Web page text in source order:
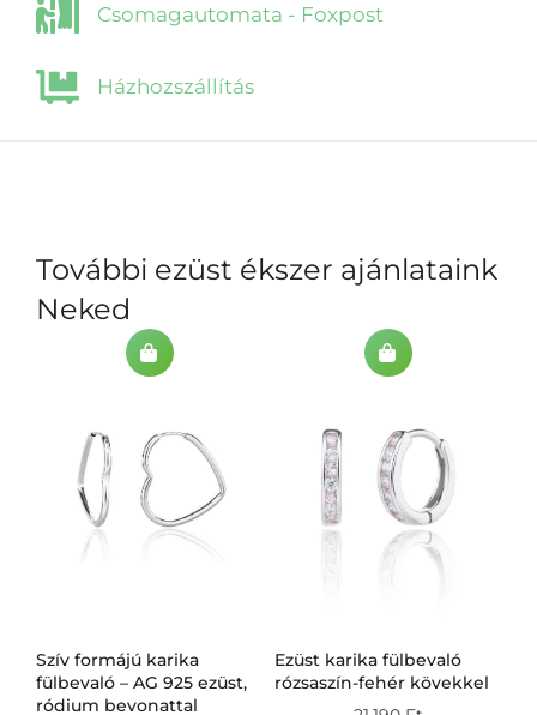
Csomagautomata - Foxpost
Házhozszállítás
További ezüst ékszer ajánlataink
Neked
Szív formájú karika
fülbevaló – AG 925 ezüst,
ródium bevonattal
Ezüst karika fülbevaló
rózsaszín-fehér kövekkel